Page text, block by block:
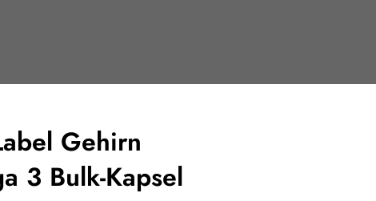
Bulk-Kapsel
Gehirn
3 Bulk-Kapsel